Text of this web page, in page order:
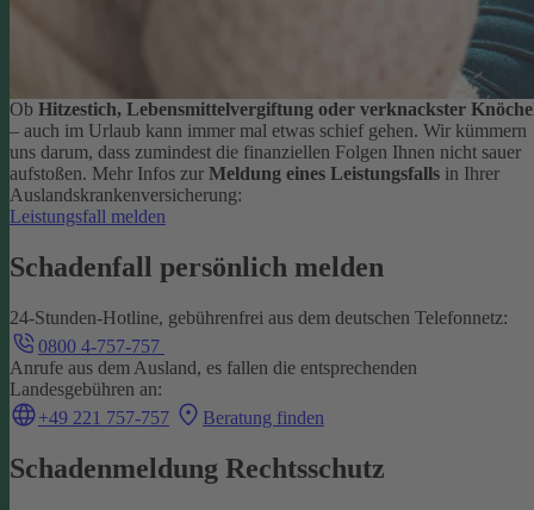
Ob Hitzestich, Lebensmittelvergiftung oder verknackster
– auch im Urlaub kann immer mal etwas schief gehen. Wir kümmern
uns darum, dass zumindest die finanziellen Folgen Ihnen nicht sauer
aufstoßen. Mehr Infos zur Meldung eines Leistungsfalls in Ihrer
Auslandskrankenversicherung:
Leistungsfall melden
Schadenfall persönlich melden
24-Stunden-Hotline, gebührenfrei aus dem deutschen Telefonnetz:
0800 4-757-757
Anrufe aus dem Ausland, es fallen die entsprechenden
Landesgebühren an:
+49 221 757-757
Beratung finden
Schadenmeldung Rechtsschutz